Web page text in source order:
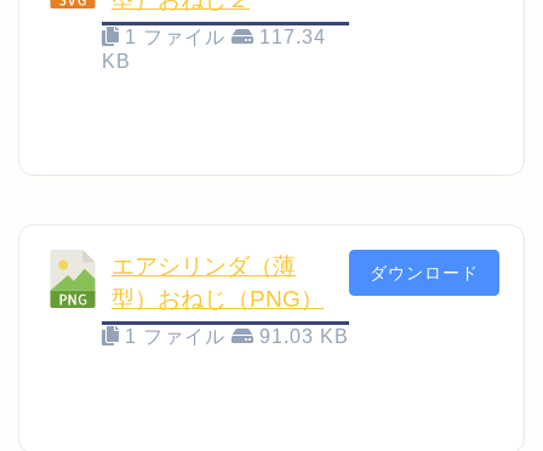
1 ファイル
117.34
KB
エアシリンダ（薄
型）おねじ（PNG）
1 ファイル 91.03 KB
ダウンロード